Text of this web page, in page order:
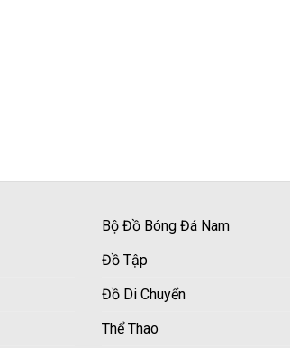
Bộ Đồ Bóng Đá Nam
Đồ Tập
Đồ Di Chuyển
Thể Thao